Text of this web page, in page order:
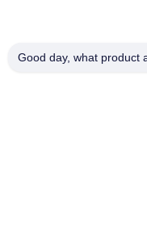
Good day, what product